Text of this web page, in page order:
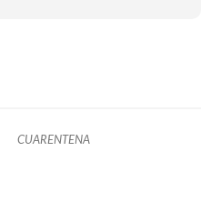
CUARENTENA